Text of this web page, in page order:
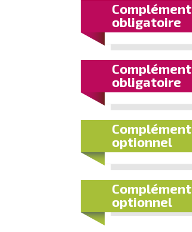
Complément
obligatoire
Complément
obligatoire
Complément
optionnel
Complément
optionnel